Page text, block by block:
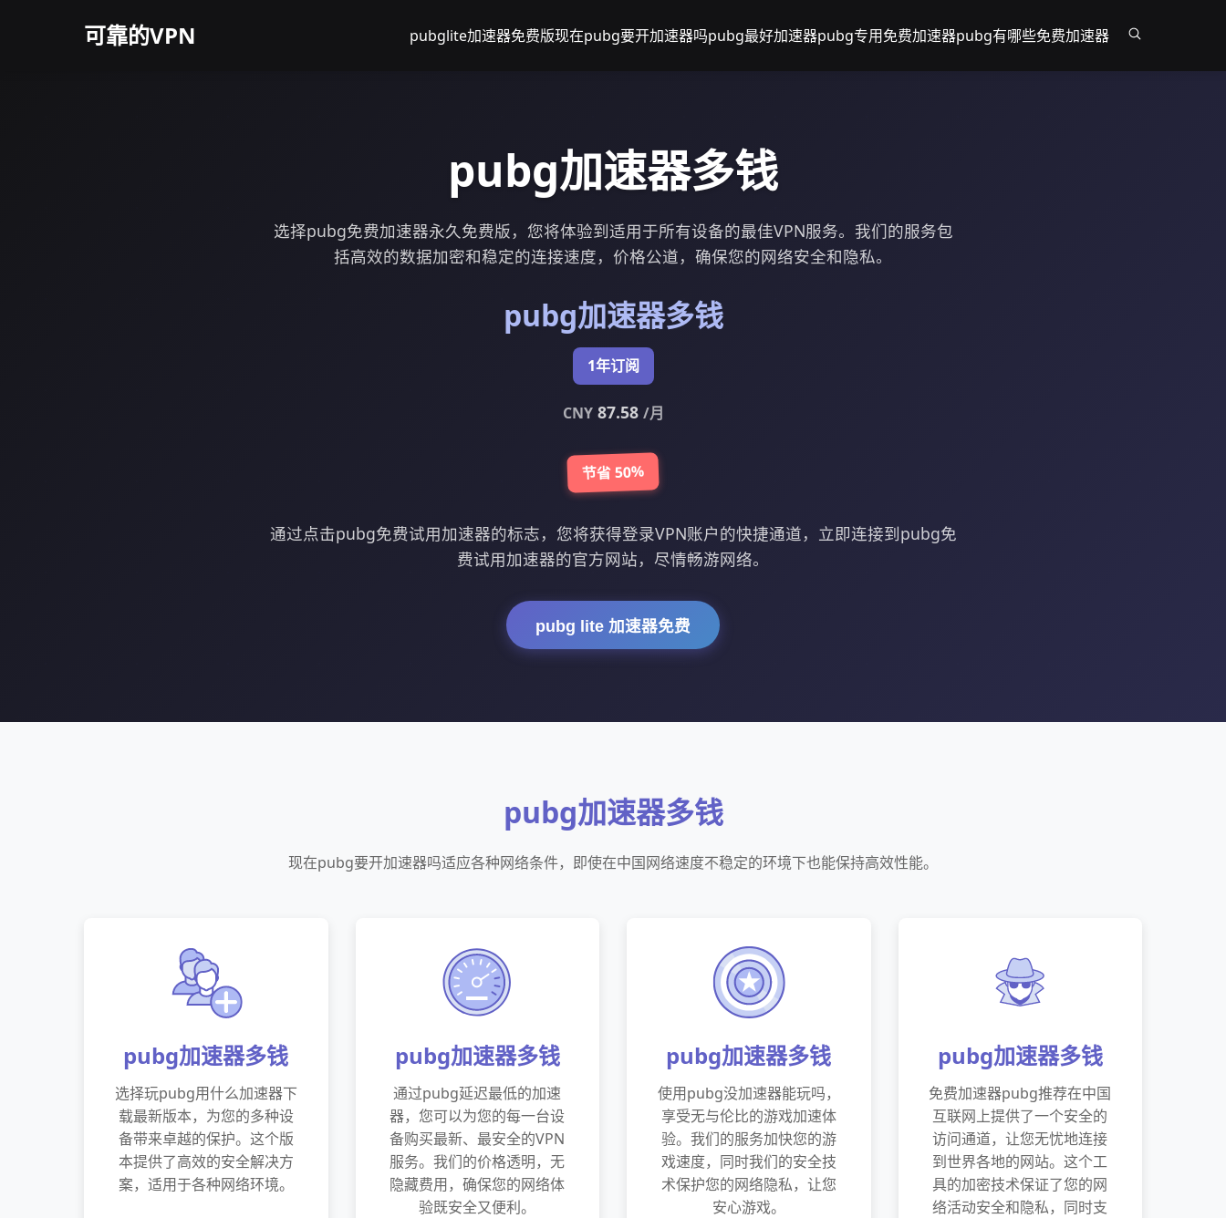
可靠的VPN pubglite加速器免费版现在pubg要开加速器吗pubg最好加速器pubg专用免费加速器pubg有哪些免费加速器
pubg加速器多钱
选择pubg免费加速器永久免费版，您将体验到适用于所有设备的最佳VPN服务。我们的服务包
括高效的数据加密和稳定的连接速度，价格公道，确保您的网络安全和隐私。
pubg加速器多钱
1年订阅
CNY87.58 /月
节省 50%
通过点击pubg免费试用加速器的标志，您将获得登录VPN账户的快捷通道，立即连接到pubg免
费试用加速器的官方网站，尽情畅游网络。
pubg lite 加速器免费
pubg加速器多钱
现在pubg要开加速器吗适应各种网络条件，即使在中国网络速度不稳定的环境下也能保持高效性能。
pubg加速器多钱
选择玩pubg用什么加速器下
载最新版本，为您的多种设
备带来卓越的保护。这个版
本提供了高效的安全解决方
案，适用于各种网络环境。
pubg加速器多钱
通过pubg延迟最低的加速
器，您可以为您的每一台设
备购买最新、最安全的VPN
服务。我们的价格透明，无
隐藏费用，确保您的网络体
验既安全又便利。
pubg加速器多钱
使用pubg没加速器能玩吗，
享受无与伦比的游戏加速体
验。我们的服务加快您的游
戏速度，同时我们的安全技
术保护您的网络隐私，让您
安心游戏。
pubg加速器多钱
免费加速器pubg推荐在中国
互联网上提供了一个安全的
访问通道，让您无忧地连接
到世界各地的网站。这个工
具的加密技术保证了您的网
络活动安全和隐私，同时支